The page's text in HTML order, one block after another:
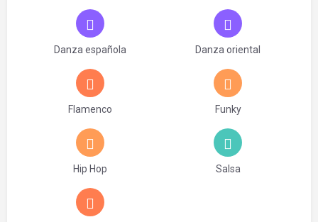
Danza española Danza oriental
Flamenco Funky
Hip Hop Salsa